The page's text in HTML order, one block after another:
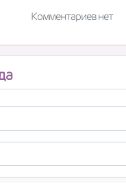
Комментариев нет